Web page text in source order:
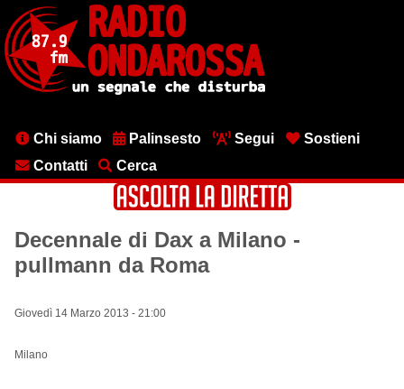
contenuto
principale
MenuChi siamo Palinsesto Segui
Sostieni
Contatti
Cerca
Decennale di Dax a Milano -
pullmann da Roma
Giovedì 14 Marzo 2013 - 21:00
Milano